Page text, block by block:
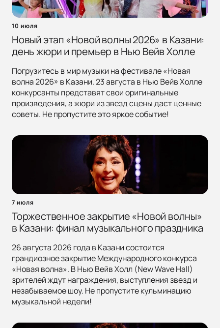
10 июля
Новый этап «Новой волны 2026» в Казани:
день жюри и премьер в Нью Вейв Холле
Погрузитесь в мир музыки на фестивале «Новая
волна 2026» в Казани. 23 августа в Нью Вейв Холле
конкурсанты представят свои оригинальные
произведения, а жюри из звезд сцены даст ценные
советы. Не пропустите это яркое событие!
7 июля
Торжественное закрытие «Новой волны»
в Казани: финал музыкального праздника
26 августа 2026 года в Казани состоится
грандиозное закрытие Международного конкурса
«Новая волна». В Нью Вейв Холл (New Wave Hall)
зрителей ждут награждения, выступления звезд и
незабываемое шоу. Не пропустите кульминацию
музыкальной недели!